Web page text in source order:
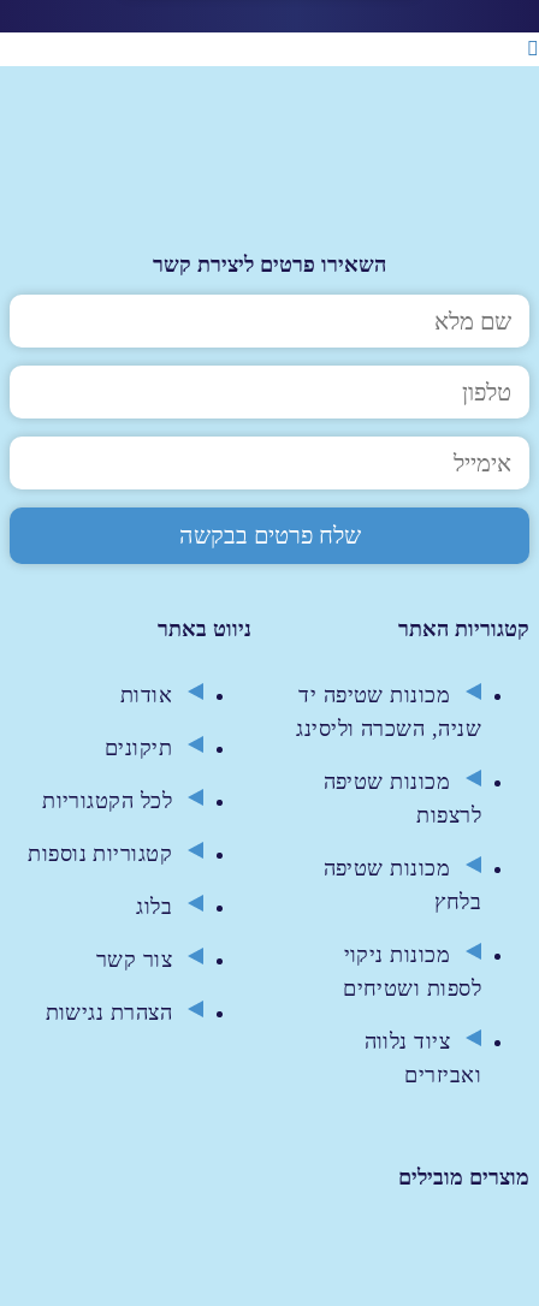
ניווט באתר
אודות
תיקונים
לכל הקטגוריות
קטגוריות נוספות
בלוג
צור קשר
הצהרת נגישות
קטגוריות האתר
מכונות שטיפה יד
שניה, השכרה וליסינג
מכונות שטיפה
לרצפות
מכונות שטיפה
בלחץ
מכונות ניקוי
לספות ושטיחים
ציוד נלווה
ואביזרים
מוצרים מובילים
השאירו פרטים ליצירת קשר